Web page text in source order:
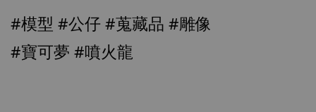
加入購物車
#模型 #公仔 #蒐藏品 #雕像
#寶可夢 #噴火龍